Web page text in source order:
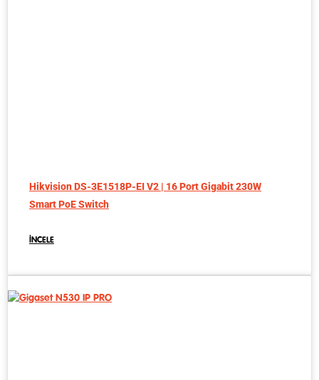
Hikvision DS-3E1518P-EI V2 | 16 Port Gigabit 230W
Smart PoE Switch
İNCELE